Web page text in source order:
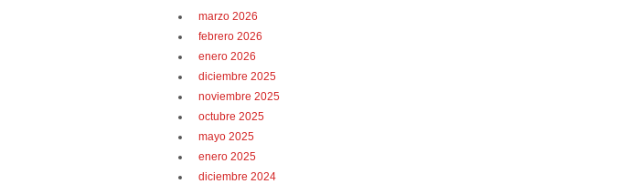
marzo 2026
febrero 2026
enero 2026
diciembre 2025
noviembre 2025
octubre 2025
mayo 2025
enero 2025
diciembre 2024